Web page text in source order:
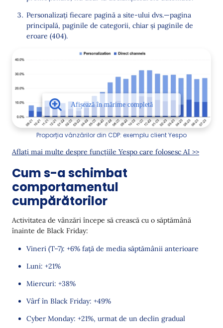
Personalizați fiecare pagină a site-ului dvs.—pagina
principală, paginile de categorii, chiar și paginile de
eroare (404).
Proporția vânzărilor din CDP: exemplu client Yespo
Aflați mai multe despre funcțiile Yespo care folosesc AI >>
Cum s-a schimbat
comportamentul
cumpărătorilor
Activitatea de vânzări începe să crească cu o săptămână
înainte de Black Friday:
Vineri (T–7): +6% față de media săptămânii anterioare
Luni: +21%
Miercuri: +38%
Vârf în Black Friday: +49%
Cyber Monday: +21%, urmat de un declin gradual